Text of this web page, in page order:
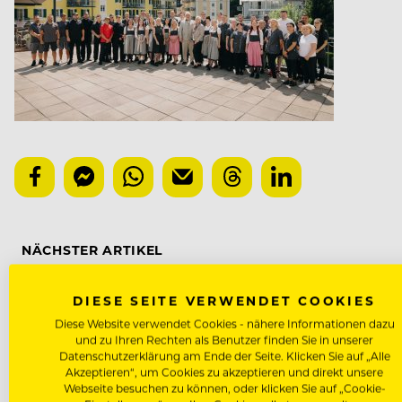
NÄCHSTER ARTIKEL
DAS KÖNNTE DICH AUCH
DIESE SEITE VERWENDET COOKIES
Diese Website verwendet Cookies - nähere Informationen dazu
und zu Ihren Rechten als Benutzer finden Sie in unserer
Datenschutzerklärung am Ende der Seite. Klicken Sie auf „Alle
Akzeptieren“, um Cookies zu akzeptieren und direkt unsere
Webseite besuchen zu können, oder klicken Sie auf „Cookie-